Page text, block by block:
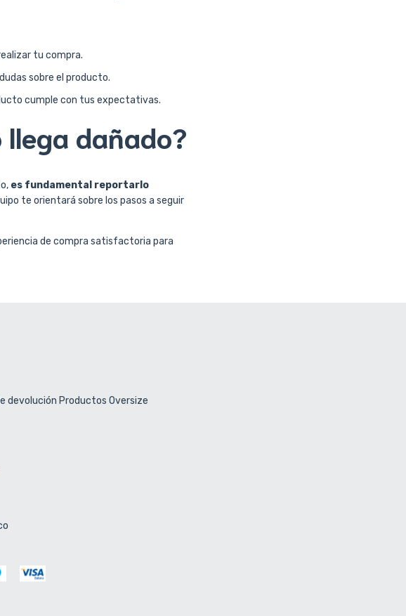
tu compra.
sobre el producto.
cumple con tus expectativas.
dañado?
es fundamental reportarlo
te orientará sobre los pasos a seguir
de compra satisfactoria para
devolución Productos Oversize